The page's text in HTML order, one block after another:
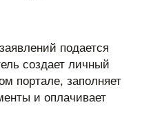
подается
создает личный
портале, заполняет
и оплачивает